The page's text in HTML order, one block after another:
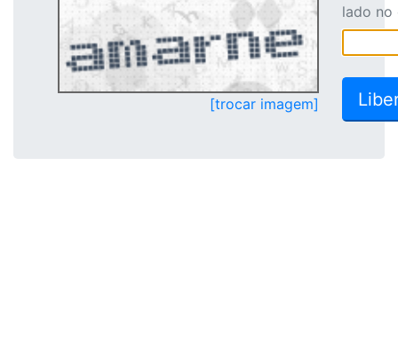
[trocar imagem]
lado no